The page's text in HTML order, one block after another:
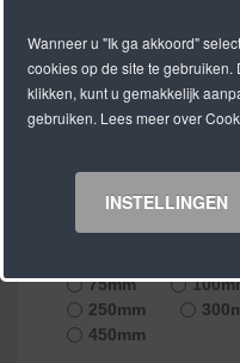
PU tandriem T10
Breedte 75mm
Materiaal:
75mm
250mm
450mm
Wanneer u "Ik ga akkoord"
cookies op de site te
klikken, kunt u gemakkelijk
gebruiken. Lees meer over
INSTELLINGEN